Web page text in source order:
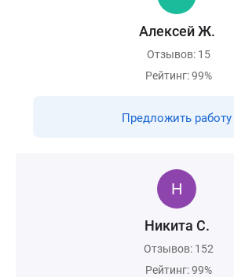
Алексей Ж.
Отзывов: 15
Рейтинг: 99%
Предложить работу
Никита С.
Отзывов: 152
Рейтинг: 99%